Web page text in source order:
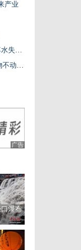
产业
南海救助局三亚救助基地成功救起2名海上落水失联人员
海南颁发首本设施农业用地及地上建(构)筑物不动产权证
广告
瀑布